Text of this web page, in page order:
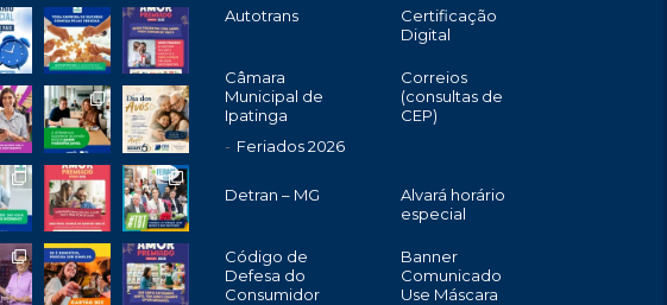
Autotrans
Certificação
Digital
Câmara
Municipal de
Ipatinga
Feriados 2026
Correios
(consultas de
CEP)
Detran – MG
Alvará horário
especial
Código de
Defesa do
Consumidor
Banner
Comunicado
Use Máscara